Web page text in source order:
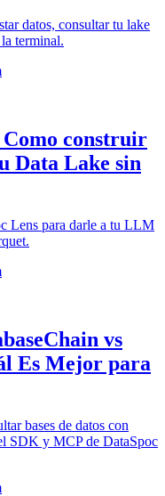
datos, consultar tu lake
terminal.
construir
Data Lake sin
Lens para darle a tu LLM
vs
Es Mejor para
bases de datos con
SDK y MCP de DataSpoc